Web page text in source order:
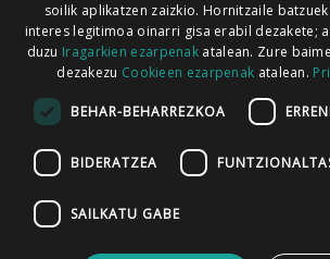
soilik aplikatzen zaizkio. Hornitzaile
interes legitimoa oinarri gisa erabil dezakete;
duzu Iragarkien ezarpenak atalean. Zure
dezakezu Cookieen ezarpenak atalean.
BEHAR-BEHARREZKOA
BIDERATZEA
SAILKATU GABE